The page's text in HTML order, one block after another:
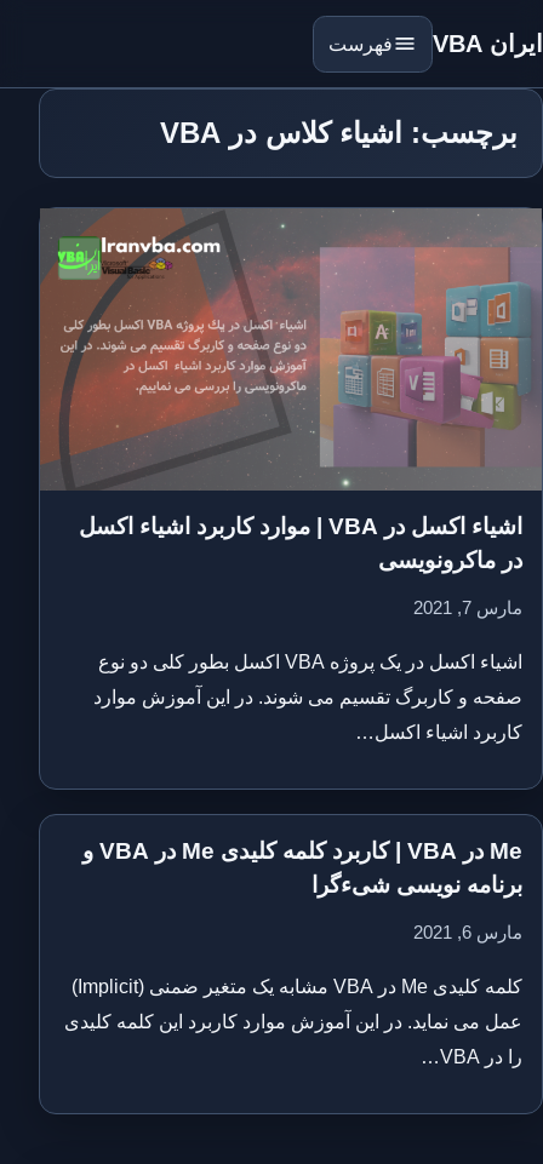
ایران VBA فهرست
برچسب: اشیاء کلاس در VBA
اشیاء‌ اکسل در VBA | موارد کاربرد اشیاء‌ اکسل
در ماکرونویسی
مارس 7, 2021
اشیاء‌ اکسل در یک پروژه VBA اکسل بطور کلی دو نوع
صفحه و کاربرگ تقسیم می شوند. در این آموزش موارد
کاربرد اشیاء‌ اکسل…
Me در VBA | کاربرد کلمه کلیدی Me در VBA و
برنامه نویسی شیءگرا
مارس 6, 2021
کلمه کلیدی Me در VBA مشابه یک متغیر ضمنی (Implicit)
عمل می نماید. در این آموزش موارد کاربرد این کلمه کلیدی
را در VBA…